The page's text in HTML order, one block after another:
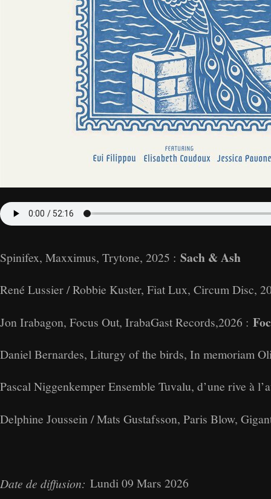
Spinifex, Maxximus, Trytone, 2025 : Sach & Ash
René Lussier / Robbie Kuster, Fiat Lux, Circum Disc,
Jon Irabagon, Focus Out, IrabaGast Records,2026 :
Daniel Bernardes, Liturgy of the birds, In memoriam
Pascal Niggenkemper Ensemble Tuvalu, d’une rive à
Delphine Joussein / Mats Gustafsson, Paris Blow,
Date de diffusion: Lundi 09 Mars 2026